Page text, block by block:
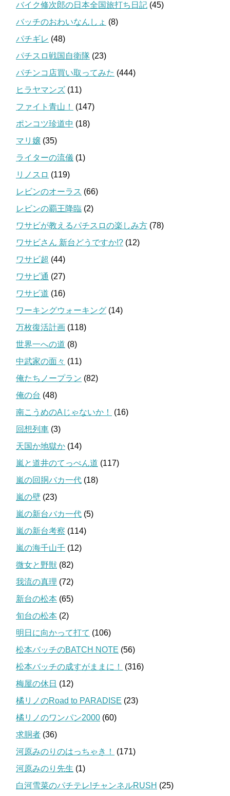
バイク修次郎の日本全国旅打ち日記 (45)
バッチのおわいなんしょ (8)
パチギレ (48)
パチスロ戦国自衛隊 (23)
パチンコ店買い取ってみた (444)
ヒラヤマンズ (11)
ファイト青山！
(147)
ポンコツ珍道中 (18)
マリ嬢 (35)
ライターの流儀 (1)
リノスロ (119)
レビンのオーラス (66)
レビンの覇王降臨 (2)
ワサビが教えるパチスロの楽しみ方 (78)
ワサビさん 新台どうですか!? (12)
ワサビ超 (44)
ワサビ通 (27)
ワサビ道 (16)
ワーキングウォーキング (14)
万枚復活計画 (118)
世界一への道 (8)
中武家の面々 (11)
俺たちノープラン (82)
俺の台 (48)
南こうめのAじゃないか！
(16)
回想列車 (3)
天国か地獄か (14)
嵐と道井のてっぺん道 (117)
嵐の回胴バカ一代 (18)
嵐の壁 (23)
嵐の新台バカ一代 (5)
嵐の新台考察 (114)
嵐の海千山千 (12)
微女と野獣 (82)
我流の真理 (72)
新台の松本 (65)
旬台の松本 (2)
明日に向かって打て (106)
松本バッチのBATCH NOTE (56)
松本バッチの成すがままに！
(316)
梅屋の休日 (12)
橘リノのRoad to PARADISE (23)
橘リノのワンパン2000 (60)
求胴者 (36)
河原みのりのはっちゃき！
(171)
河原みのり先生 (1)
白河雪菜のパチテレ!チャンネルRUSH (25)